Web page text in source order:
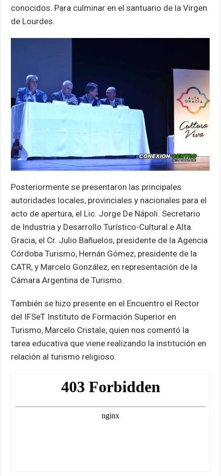
conocidos. Para culminar en el santuario de la Virgen
de Lourdes.
Posteriormente se presentaron las principales
autoridades locales, provinciales y nacionales para el
acto de apertura, el Lic. Jorge De Nápoli. Secretario
de Industria y Desarrollo Turístico-Cultural e Alta
Gracia, el Cr. Julio Bañuelos, presidente de la Agencia
Córdoba Turismo, Hernán Gómez, presidente de la
CATR, y Marcelo González, en representación de la
Cámara Argentina de Turismo.
También se hizo presente en el Encuentro el Rector
del IFSeT Instituto de Formación Superior en
Turismo, Marcelo Cristale, quien nos comentó la
tarea educativa que viene realizando la institución en
relación al turismo religioso.